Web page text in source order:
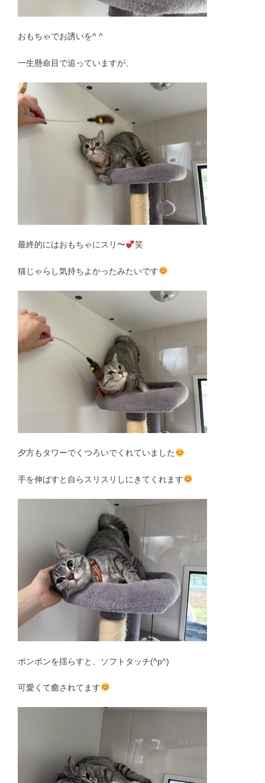
おもちゃでお誘いを^ ^
一生懸命目で追っていますが、
最終的にはおもちゃにスリ〜 笑
猫じゃらし気持ちよかったみたいです
夕方もタワーでくつろいでくれていました
手を伸ばすと自らスリスリしにきてくれます
ポンポンを揺らすと、ソフトタッチ(^p^)
可愛くて癒されてます